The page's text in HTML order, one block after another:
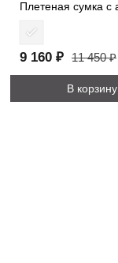
9 160 ₽ 11 450 ₽
В корзину